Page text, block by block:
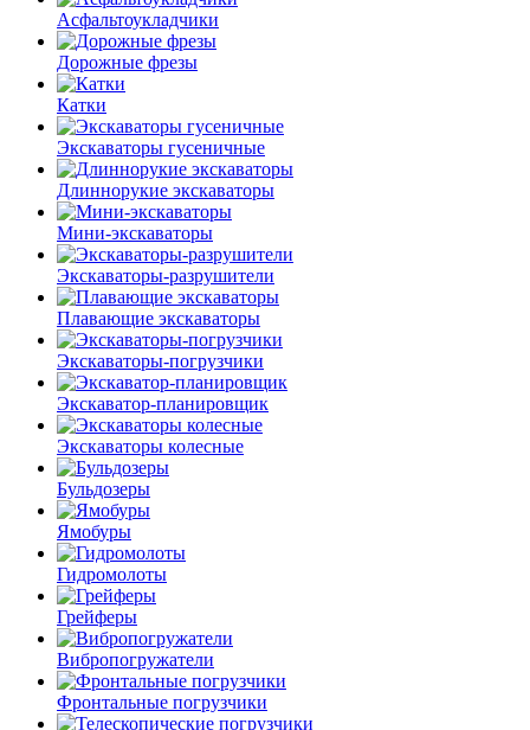
Асфальто­укладчики
Дорожные фрезы
Катки
Экскаваторы гусеничные
Длиннорукие экскаваторы
Мини-экскаваторы
Экскаваторы-разрушители
Плавающие экскаваторы
Экскаваторы-погрузчики
Экскаватор-планировщик
Экскаваторы колесные
Бульдозеры
Ямобуры
Гидромолоты
Грейферы
Вибро­погружатели
Фронтальные погрузчики